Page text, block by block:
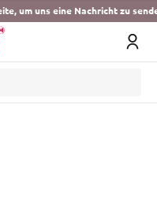
um uns eine Nachricht zu